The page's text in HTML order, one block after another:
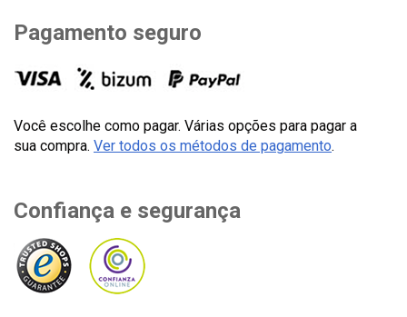
Pagamento seguro
Você escolhe como pagar. Várias opções para pagar a
sua compra. Ver todos os métodos de pagamento.
Confiança e segurança